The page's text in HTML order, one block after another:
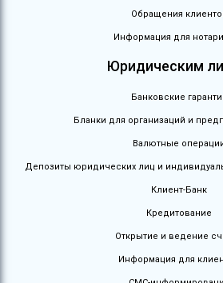
Обращения
Информация для
Юридическим
Банковские
Бланки для организаций и
Валютные
Депозиты юридических лиц и
Клиент-Банк
Кредитование
Открытие и ведение
Информация для